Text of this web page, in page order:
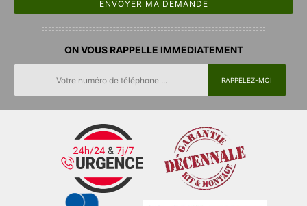
ON VOUS RAPPELLE IMMEDIATEMENT